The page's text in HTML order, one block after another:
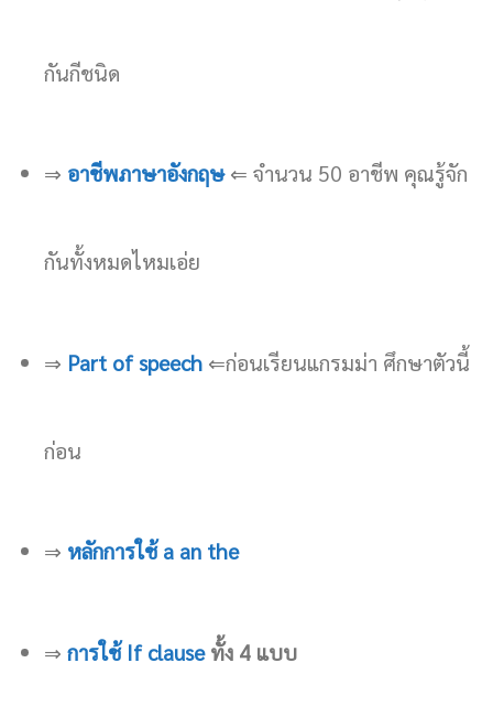
กันกีชนิด
⇒ อาชีพภาษาอังกฤษ⇐ จำนวน 50 อาชีพ คุณรู้จัก
กันทั้งหมดไหมเอ่ย
⇒ Part of speech ⇐ก่อนเรียนแกรมม่า ศึกษาตัวนี้
ก่อน
⇒ หลักการใช้ a an the
⇒ การใช้ If clauseทั้ง 4 แบบ